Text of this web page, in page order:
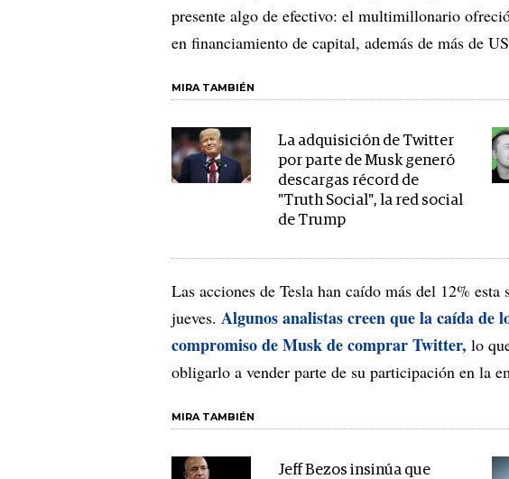
presente algo de efectivo: el multimillonario
en financiamiento de capital, además de más de
MIRA TAMBIÉN
La adquisición de Twitter
por parte de Musk generó
descargas récord de
"Truth Social", la red social
de Trump
Las acciones de Tesla han caído más del 12% esta
jueves. Algunos analistas creen que la caída de
compromiso de Musk de comprar Twitter, lo
obligarlo a vender parte de su participación en la
MIRA TAMBIÉN
Jeff Bezos insinúa que